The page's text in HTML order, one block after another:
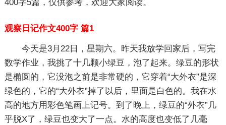
400字5篇，仅供参考，欢迎大家阅读。
观察日记作文400字 篇1
今天是3月22日，星期六。昨天我放学回家后，写完
数学作业，我挑了十几颗小绿豆，泡了起来。绿豆的形状
是椭圆的，它没泡之前是非常硬的，它穿着“大外衣”是深
绿色的，它的“大外衣”掉了以后，里面是白色的。我在水
高的地方用彩色笔画上记号。到了晚上，绿豆的“外衣”几
乎脱X了，绿豆也变大了一点。水的高度也变低了几毫